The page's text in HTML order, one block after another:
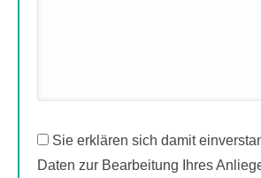
Sie erklären sich damit
Daten zur Bearbeitung Ihres